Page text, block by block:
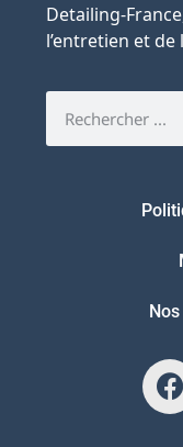
Detailing-
l’entretien et